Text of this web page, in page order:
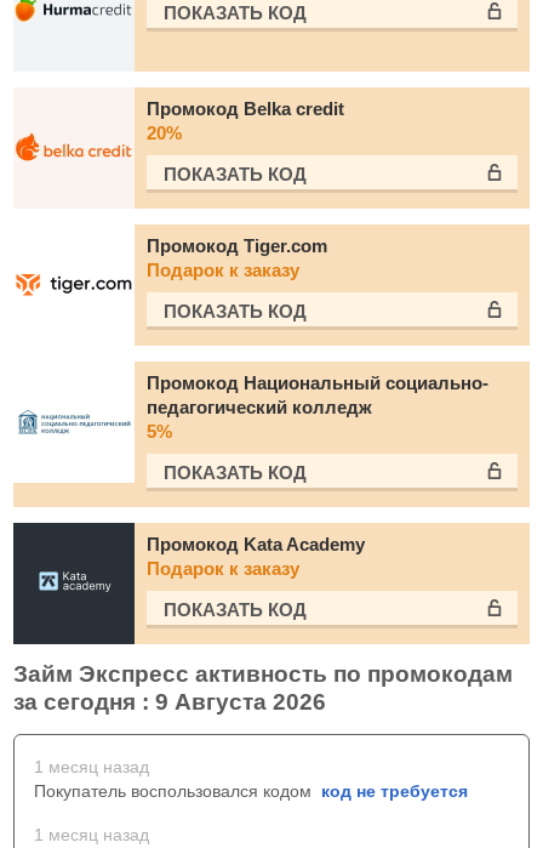
ПОКАЗАТЬ КОД
Промокод Belka credit
20%
ПОКАЗАТЬ КОД
Промокод Tiger.com
Подарок к заказу
ПОКАЗАТЬ КОД
Промокод Национальный социально-
педагогический колледж
5%
ПОКАЗАТЬ КОД
Промокод Kata Academy
Подарок к заказу
ПОКАЗАТЬ КОД
Займ Экспресс активность по промокодам
за сегодня : 9 Августа 2026
1 месяц назад
Покупатель воспользовался кодом код не требуется
1 месяц назад